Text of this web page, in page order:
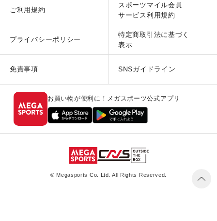
ご利用規約
スポーツマイル会員
サービス利用規約
プライバシーポリシー
特定商取引法に基づく
表示
免責事項 SNSガイドライン
お買い物が便利に！メガスポーツ公式アプリ
© Megasports Co. Ltd. All Rights Reserved.